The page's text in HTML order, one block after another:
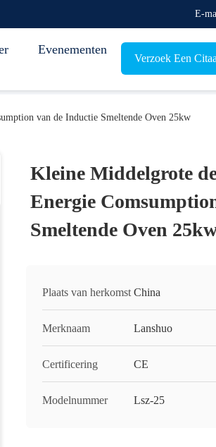
E-
Evenementen
Verzoek Een
van de Inductie Smeltende Oven 25kw
Kleine Middelgrote
Energie
Smeltende Oven
Plaats van herkomst China
Merknaam Lanshuo
Certificering CE
Modelnummer Lsz-25